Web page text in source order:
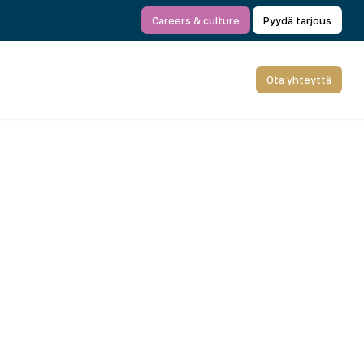
Careers & culture Pyydä tarjous
Ota yhteyttä